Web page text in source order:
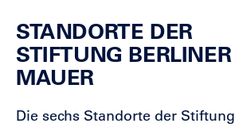
STANDORTE DER
STIFTUNG BERLINER
MAUER
Die sechs Standorte der Stiftung